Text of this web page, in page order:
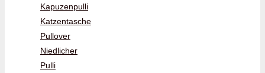
Kapuzenpulli
Katzentasche
Pullover
Niedlicher
Pulli